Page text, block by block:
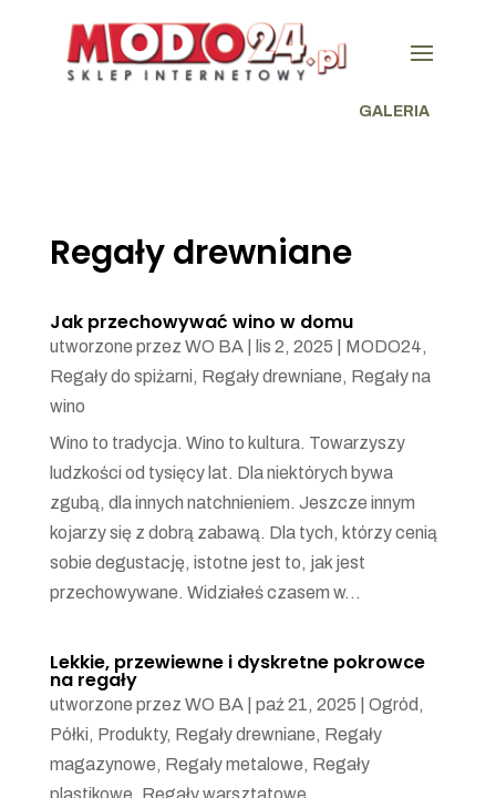
GALERIA
Regały drewniane
Jak przechowywać wino w domu
utworzone przez WO BA| lis 2, 2025 MODO24,
Regały do spiżarni, Regały drewniane, Regały na
wino
Wino to tradycja. Wino to kultura. Towarzyszy
ludzkości od tysięcy lat. Dla niektórych bywa
zgubą, dla innych natchnieniem. Jeszcze innym
kojarzy się z dobrą zabawą. Dla tych, którzy cenią
sobie degustację, istotne jest to, jak jest
przechowywane. Widziałeś czasem w...
Lekkie, przewiewne i dyskretne pokrowce
na regały
utworzone przez WO BA| paź 21, 2025 Ogród ,
Półki, Produkty, Regały drewniane, Regały
magazynowe, Regały metalowe, Regały
plastikowe, Regały warsztatowe